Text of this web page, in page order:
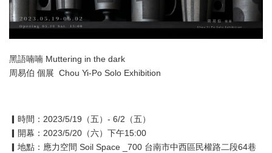
黑語喃喃 Muttering in the dark
周易伯 個展 Chou Yi-Po Solo Exhibition
▎時間：2023/5/19（五）- 6/2（五）
▎開幕：2023/5/20（六）下午15:00
▎地點：應力空間 Soil Space _700 台南市中西區民權路二段64巷